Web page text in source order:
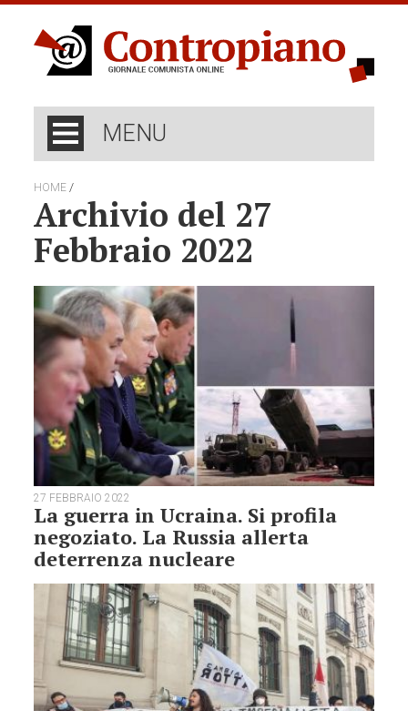
MENU
HOME /
Archivio del 27
Febbraio 2022
27 FEBBRAIO 2022
La guerra in Ucraina. Si profila
negoziato. La Russia allerta
deterrenza nucleare